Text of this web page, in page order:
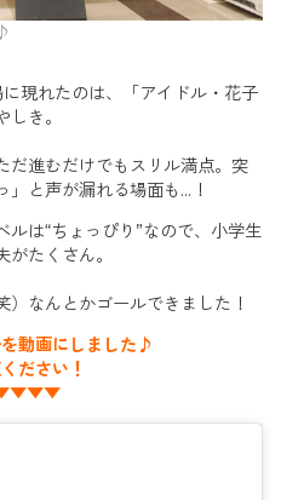
現れたのは、「アイドル・花子
き。
だ進むだけでもスリル満点。突
」と声が漏れる場面も…！
は“ちょっぴり”なので、小学生
たくさん。
なんとかゴールできました！
動画にしました♪
ださい！